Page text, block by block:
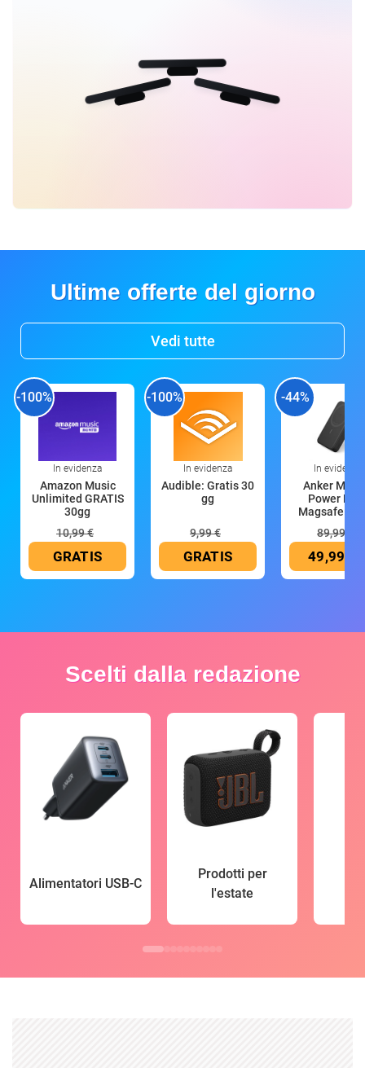
Ultime offerte del giorno
Vedi tutte
-100%
In evidenza
Amazon Music
Unlimited GRATIS
30gg
10,99 €
GRATIS
-100%
In evidenza
Audible: Gratis 30
gg
9,99 €
GRATIS
-44%
In evidenza
Anker
Power
Magsafe
89,99 €
49,99 €
Scelti dalla redazione
Alimentatori USB-C
Prodotti per
l'estate